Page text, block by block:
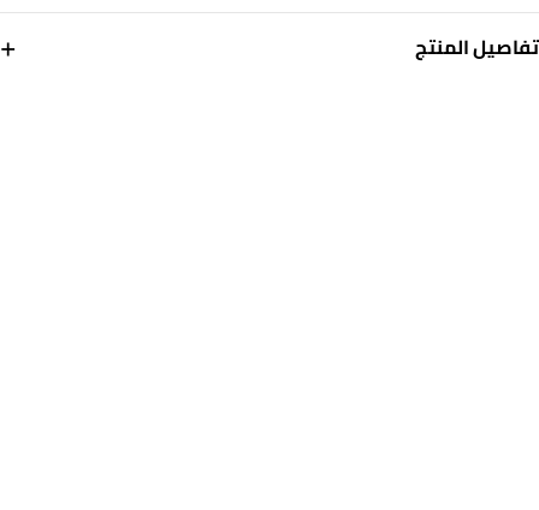
تفاصيل المنتج
+